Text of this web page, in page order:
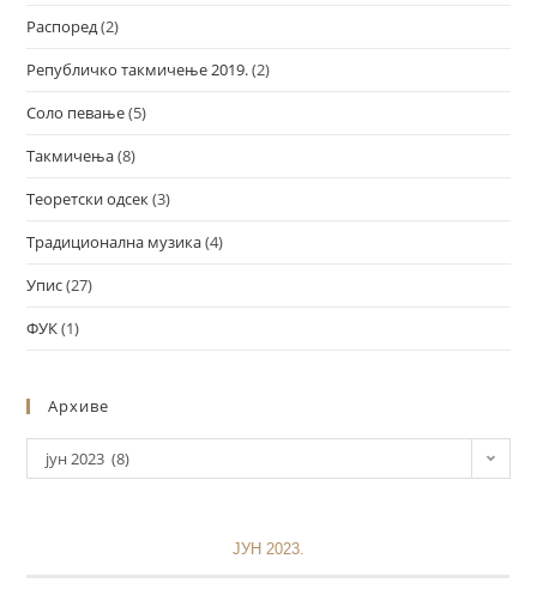
Распоред(2)
Републичко такмичење 2019.(2)
Соло певање(5)
Такмичења(8)
Теоретски одсек (3)
Традиционална музика(4)
Упис(27)
ФУК(1)
Архиве
јун 2023 (8)
ЈУН 2023.